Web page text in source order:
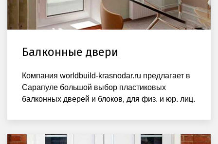
Балконные двери
Компания worldbuild-krasnodar.ru предлагает в
Сарапуле большой выбор пластиковых
балконных дверей и блоков, для физ. и юр. лиц.